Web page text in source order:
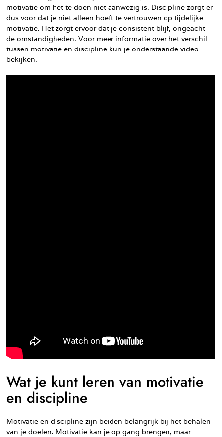
motivatie om het te doen niet aanwezig is. Discipline zorgt er
dus voor dat je niet alleen hoeft te vertrouwen op tijdelijke
motivatie. Het zorgt ervoor dat je consistent blijf, ongeacht
de omstandigheden. Voor meer informatie over het verschil
tussen motivatie en discipline kun je onderstaande video
bekijken.
Wat je kunt leren van motivatie
en discipline
Motivatie en discipline zijn beiden belangrijk bij het behalen
van je doelen. Motivatie kan je op gang brengen, maar